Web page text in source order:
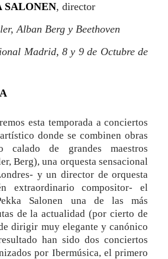
SALONEN, director
Alban Berg y Beethoven
Madrid, 8 y 9 de Octubre de
esta temporada a conciertos
donde se combinen obras
calado de grandes maestros
Berg), una orquesta sensacional
y un director de orquesta
extraordinario compositor- el
Salonen una de las más
de la actualidad (por cierto de
dirigir muy elegante y canónico
han sido dos conciertos
por Ibermúsica, el primero